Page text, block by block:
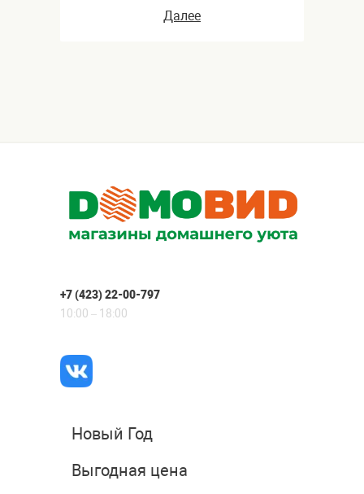
Далее
+7 (423) 22-00-797
10:00 – 18:00
Новый Год
Выгодная цена